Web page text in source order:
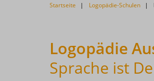
Startseite Logopädie-Schulen
Logopädie
Sprache ist